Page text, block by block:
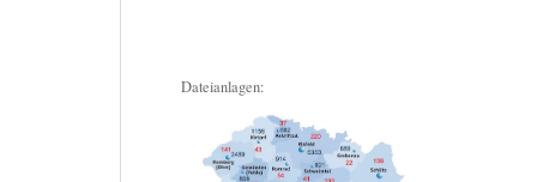
Dateianlagen: